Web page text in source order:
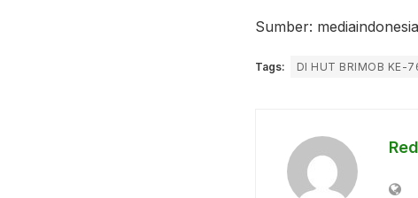
Sumber:
Tags: DI HUT BRIMOB KE-